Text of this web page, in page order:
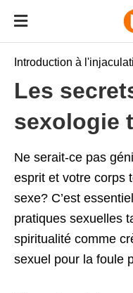
Introduction à
Les
sexologie
Ne serait-ce pas
esprit et votre corps
sexe? C’est
pratiques sexuelles
spiritualité comme
sexuel pour la foule